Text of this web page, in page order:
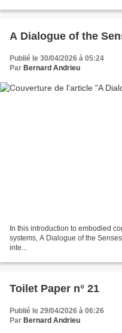
A Dialogue of the
Publié le 30/04/2026 à 05:24
Par Bernard Andrieu
In this introduction to embodied
systems, A Dialogue of the
inte...
Toilet Paper n° 21
Publié le 29/04/2026 à 06:26
Par Bernard Andrieu